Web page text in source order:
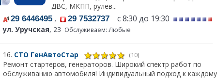
ДВС, МКПП, рулев...
29 6446495 , 29 7532737 с 8:30 до 19:30
ул. Уручская, 23 Обслуживаем: Любые
16. СТО ГенАвтоСтар (10)
Ремонт стартеров, генераторов. Широкий спектр работ по
обслуживанию автомобиля! Индивидуальный подход к каждому